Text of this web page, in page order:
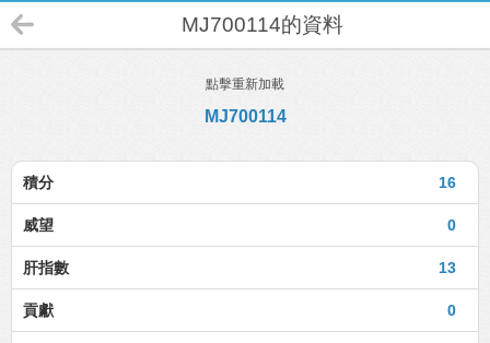
MJ700114的資料
點擊重新加載
MJ700114
16
積分
0
威望
13
肝指數
0
貢獻